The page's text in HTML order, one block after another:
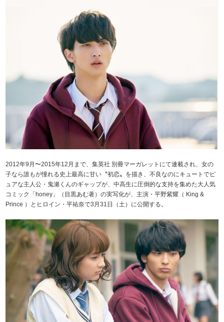
2012年9月〜2015年12月まで、集英社 別冊マーガレットにて連載され、女の
子なら誰もが憧れる史上最高に甘い〝初恋〟を描き、不良なのにキュートでピ
ュアな主人公・鬼瀬くんのギャップが、中高生に圧倒的な支持を集めた大人気
コミック「honey」（目黒あむ著）の実写化が、主演・平野紫耀（ King &
Prince ）とヒロイン・平祐奈で3月31日（土）に公開する。